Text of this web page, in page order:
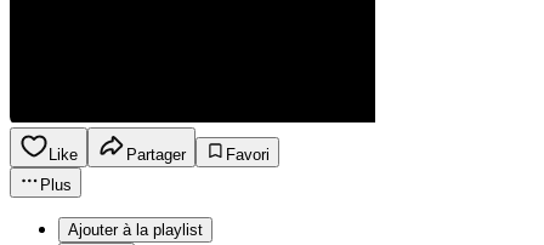
Like Partager
Favori
Plus
Ajouter à la playlist